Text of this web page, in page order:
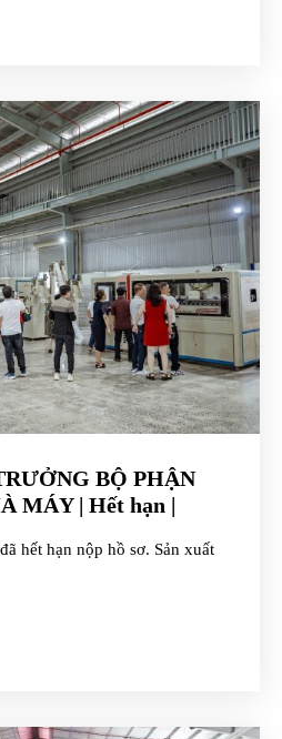
BỘ PHẬN
MÁY | Hết hạn |
hết hạn nộp hồ sơ. Sản xuất